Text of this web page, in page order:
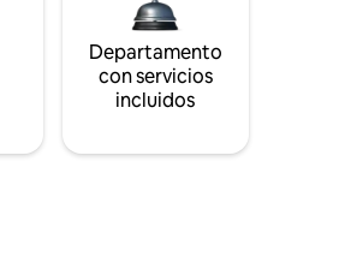
Departamento
con servicios
incluidos